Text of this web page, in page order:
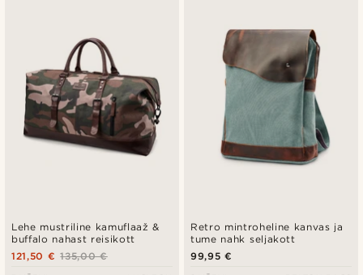
Lehe mustriline kamuflaaž &
buffalo nahast reisikott
135,00 €
121,50 €
Retro mintroheline kanvas ja
tume nahk seljakott
99,95 €